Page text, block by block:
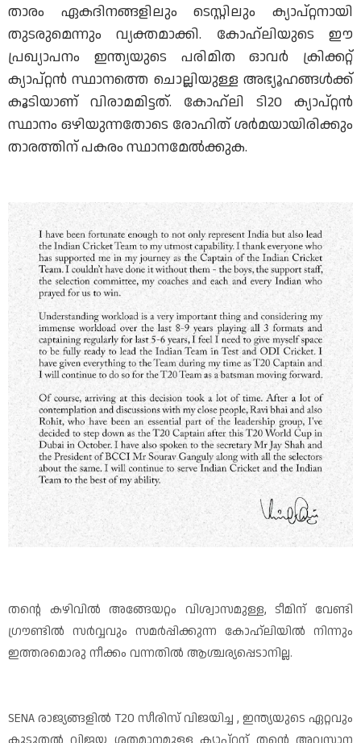
താരം ഏകദിനങ്ങളിലും ടെസ്റ്റിലും ക്യാപ്റ്റനായി
തുടരുമെന്നും വ്യക്തമാക്കി. കോഹ്ലിയുടെ ഈ
പ്രഖ്യാപനം ഇന്ത്യയുടെ പരിമിത ഓവർ ക്രിക്കറ്റ്
ക്യാപ്റ്റൻ സ്ഥാനത്തെ ചൊല്ലിയുള്ള അഭ്യൂഹങ്ങൾക്ക്
കൂടിയാണ് വിരാമമിട്ടത്. കോഹ്ലി ടി20 ക്യാപ്റ്റൻ
സ്ഥാനം ഒഴിയുന്നതോടെ രോഹിത് ശർമയായിരിക്കും
താരത്തിന് പകരം സ്ഥാനമേൽക്കുക.
തന്റെ കഴിവിൽ അങ്ങേയറ്റം വിശ്വാസമുള്ള, ടീമിന് വേണ്ടി
ഗ്രൗണ്ടിൽ സർവ്വവും സമർപ്പിക്കുന്ന കോഹ്ലിയിൽ നിന്നും
ഇത്തരമൊരു നീക്കം വന്നതിൽ ആശ്ചര്യപ്പെടാനില്ല.
SENA രാജ്യങ്ങളിൽ T20 സീരിസ് വിജയിച്ച , ഇന്ത്യയുടെ ഏറ്റവും